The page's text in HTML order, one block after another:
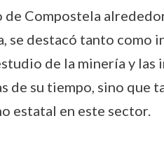
de Compostela
se destacó tanto
de la minería y
de su tiempo, sino que
estatal en este sector.